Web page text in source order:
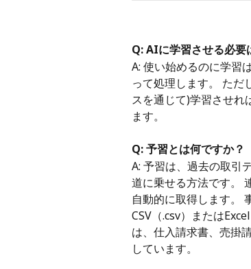
Q: AIに学習させる必要
A: 使い始めるのに学習
って処理します。 ただ
スを通じて)学習させれ
ます。
Q: 予習とは何ですか？
A: 予習は、過去の取引
道に乗せる方法です。
自動的に取得します。
CSV（.csv）または
は、仕入請求書、売掛
しています。